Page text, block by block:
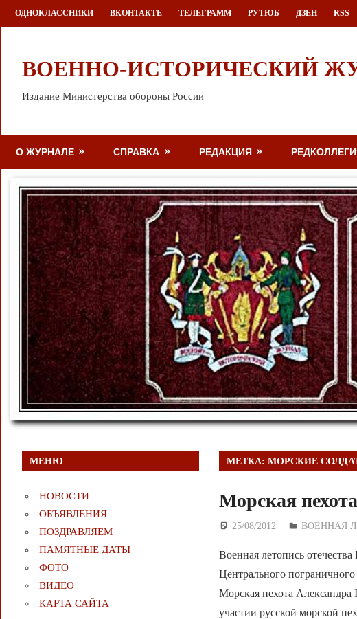
Перейти
к
ОДНОКЛАССНИКИ ВКОНТАКТЕ ТЕЛЕГРАММ РУТЮБ ДЗЕН RSS
ВОЕННО-ИСТОРИЧЕСКИЙ
Издание Министерства обороны России
О ЖУРНАЛЕ СПРАВКА РЕДАКЦИЯ
МЕТКА:МОРСКИЕ
Морская
25/08/2012 Дежурный
ВОЕННАЯ
Военная летопись
Центрального
Морская пехота Александра
участии русской морской
МЕНЮ
НОВОСТИ
ОБЪЯВЛЕНИЯ
ПОЗДРАВЛЯЕМ
ПАМЯТНЫЕ ДАТЫ
ФОТО
ВИДЕО
КАРТА САЙТА